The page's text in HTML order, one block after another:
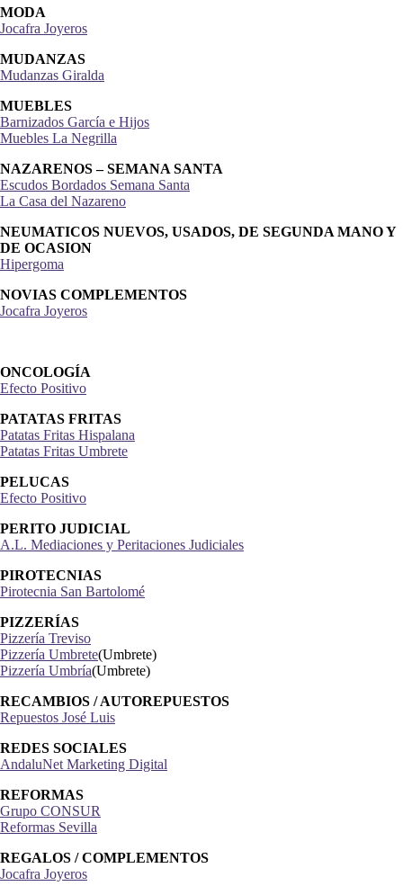
MODA
Jocafra Joyeros
MUDANZAS
Mudanzas Giralda
MUEBLES
Barnizados García e Hijos
Muebles La Negrilla
NAZARENOS – SEMANA SANTA
Escudos Bordados Semana Santa
La Casa del Nazareno
NEUMATICOS NUEVOS, USADOS, DE SEGUNDA MANO Y
DE OCASION
Hipergoma
NOVIAS COMPLEMENTOS
Jocafra Joyeros
ONCOLOGÍA
Efecto Positivo
PATATAS FRITAS
Patatas Fritas Hispalana
Patatas Fritas Umbrete
PELUCAS
Efecto Positivo
PERITO JUDICIAL
A.L. Mediaciones y Peritaciones Judiciales
PIROTECNIAS
Pirotecnia San Bartolomé
PIZZERÍAS
Pizzería Treviso
Pizzería Umbrete(Umbrete)
Pizzería Umbría(Umbrete)
RECAMBIOS / AUTOREPUESTOS
Repuestos José Luis
REDES SOCIALES
AndaluNet Marketing Digital
REFORMAS
Grupo CONSUR
Reformas Sevilla
REGALOS / COMPLEMENTOS
Jocafra Joyeros